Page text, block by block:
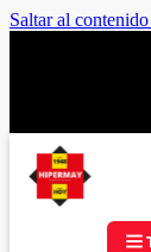
Saltar al